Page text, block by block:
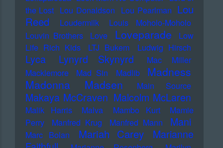
the Lost Lou Donaldson Lou Pearlman Lou
Reed
Loudermilk
Louis Moholo-Moholo
Louvin Brothers
Love Loveparade
Low
Life Rich Kids
LTJ Bukem Ludwig Hirsch
Lyca Lynyrd Skynyrd
Mac Miller
Macklemore
Mad Sin Madlib
Madness
Madonna
Madsen Main Source
Makaya McCraven Malcolm McLaren
Malik Harris Malva Mambo Kurt
Mamie
Perry
Manfred Krug Manfred Mann Mani
Marc Bolan Mariah Carey
Marianne